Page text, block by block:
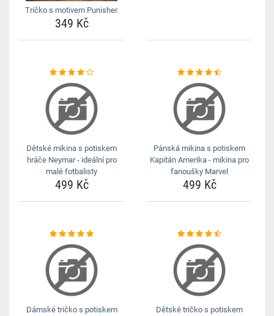
Tričko s motivem Punisher.
349 Kč
Dětské mikina s potiskem
hráče Neymar - ideální pro
malé fotbalisty
499 Kč
Pánská mikina s potiskem
Kapitán Amerika - mikina pro
fanoušky Marvel
499 Kč
Dámské tričko s potiskem
Dětské tričko s potiskem